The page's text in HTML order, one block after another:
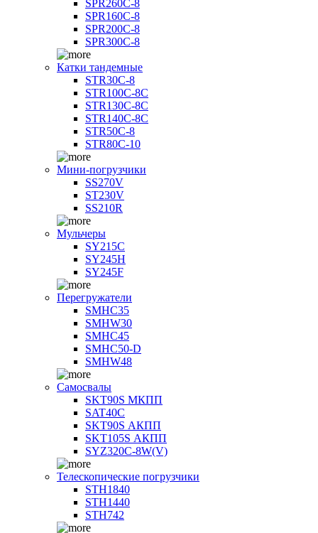
SPR260C-8
SPR160C-8
SPR200C-8
SPR300C-8
Катки тандемные
STR30C-8
STR100C-8С
STR130C-8С
STR140C-8С
STR50C-8
STR80C-10
Мини-погрузчики
SS270V
ST230V
SS210R
Мульчеры
SY215C
SY245H
SY245F
Перегружатели
SMHC35
SMHW30
SMHC45
SMHC50-D
SMHW48
Самосвалы
SKT90S МКПП
SAT40C
SKT90S АКПП
SKT105S АКПП
SYZ320C-8W(V)
Телескопические погрузчики
STH1840
STH1440
STH742